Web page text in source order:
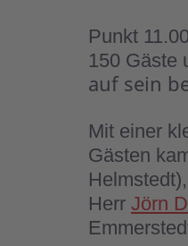
Punkt
150 Gäste
auf sein
Mit einer
Gästen
Herr Jörn